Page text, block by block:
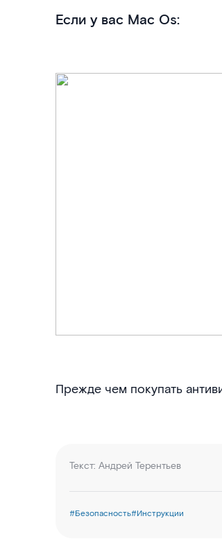
Если у вас Mac Os:
Прежде чем покупать
Текст: Андрей Терентьев
#Безопасность#Инструкции